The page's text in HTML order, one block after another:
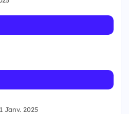
1 Janv. 2025